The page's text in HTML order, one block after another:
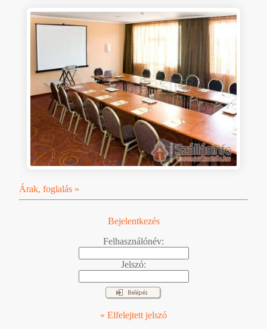
Árak, foglalás »
Bejelentkezés
Felhasználónév:
Jelszó:
» Elfelejtett jelszó